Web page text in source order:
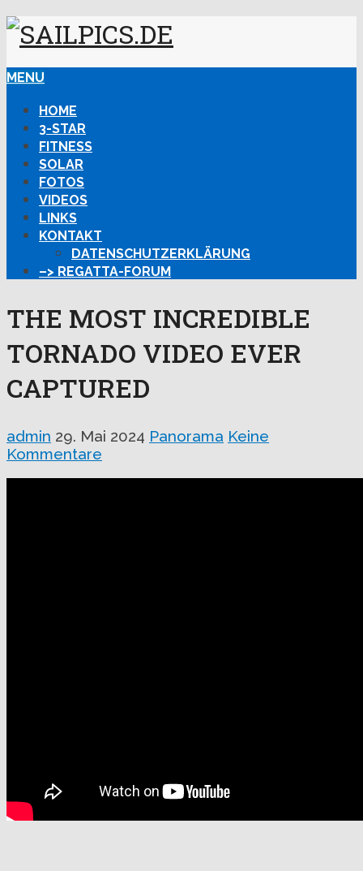
MENU
HOME
3-STAR
FITNESS
SOLAR
FOTOS
VIDEOS
LINKS
KONTAKT
DATENSCHUTZERKLÄRUNG
–> REGATTA-FORUM
THE MOST INCREDIBLE
TORNADO VIDEO EVER
CAPTURED
admin 29. Mai 2024 Panorama Keine
Kommentare